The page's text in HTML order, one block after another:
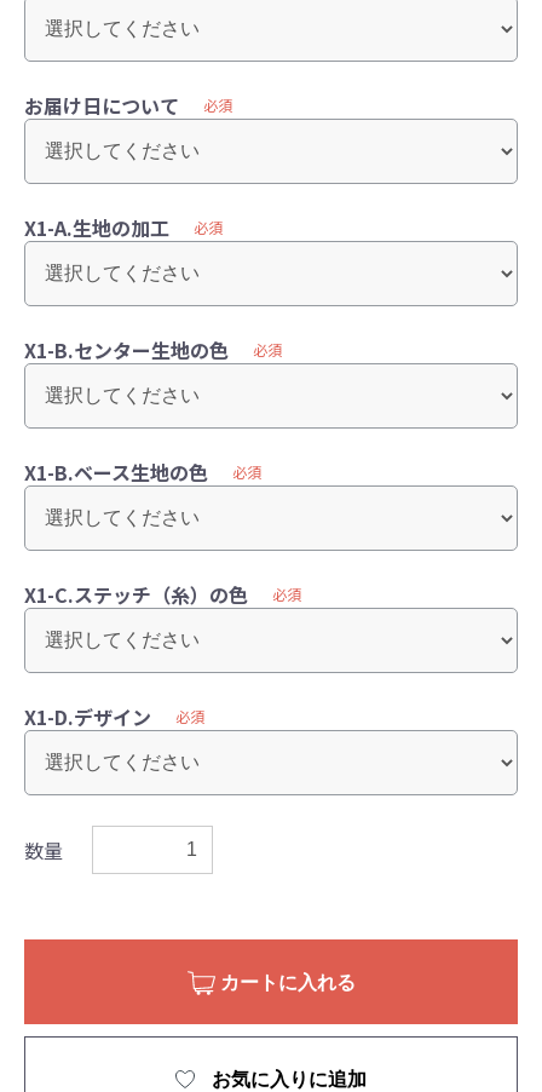
お届け日について 必須
X1-A.生地の加工 必須
X1-B.センター生地の色 必須
X1-B.ベース生地の色 必須
X1-C.ステッチ（糸）の色 必須
X1-D.デザイン 必須
数量
カートに入れる
お気に入りに追加